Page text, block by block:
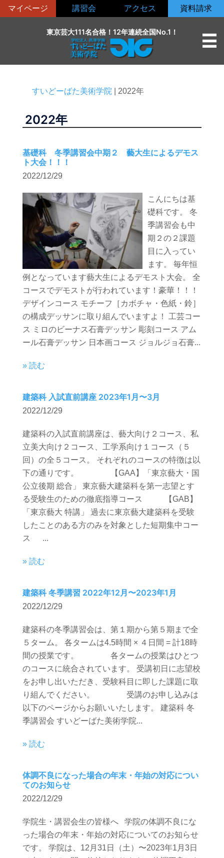
ン
マイページ 講習会 アクセス 資料請求
東京芸大111名合格！12年連続全国No.1！
すいどーばた美術学院 2022年
2022年
基礎科 冬季講習会中期２ 藝大生によるデモス
ト大会！！！
2022/12/29
こんにちは基
礎科です。 冬
季講習会も中
期２の２課題
目に入ってい
ます。 毎年恒
例となっています藝大生によるデモスト大会。 全
コースでデモストが行われています！豪華！！！
デザインコース モチーフ［カボチャ・色紙・鈴］
の構成デッサンに取り組んでいますよ！ 工芸コー
ス ミロのビーナス石膏デッサン 彫刻コース アム
ール石膏デッサン 日本画コース ジョルジョ石膏...
» 読む
建築科 入試直前講座 2023年1月〜3月
2022/12/29
建築科の入試直前講座は、藝大向け２コース、私
立美大向け２コース、工学系向け１コース（５
回）の全５コース。 それぞれのコースの特徴は以
下の通りです。 【GAA】「東京藝大・国
公立後期 総合」 東京藝大建築科を第一志望とす
る受験生のための徹底指導コース 【GAB】
「東京藝大 特講」 過去に東京藝大建築科を受験
したことのある方のみを対象とした短期集中コー
ス ...
» 読む
建築科 冬季講習 2022年12月〜2023年1月
2022/12/29
建築科の冬季講習会は、第１期から第５期まで全
５ターム。 各タームは4.5時間 × ４日間 = 計18時
間の授業です。 各タームの授業はひとつ
のコースに統合されています。 受講初日に志望校
をお申し出いただき、受験科目に即した課題に取
り組んでください。 受講のお申し込みは
以下のページからお願いいたします。 建築科 冬
季講習会 すいどーばた美術学院...
» 読む
体調不良になった場合の年末・年始の対応につい
てのお知らせ
2022/12/29
学院生・講習会生の皆様へ 学院の体調不良にな
った場合の年末・年始の対応についてのお知らせ
です。 学院は、12月31日（土）〜2023年1月3日